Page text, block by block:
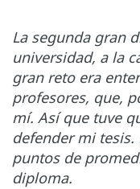
La segunda gran
universidad, a la
gran reto era
profesores, que,
mí. Así que tuve
defender mi tesis.
puntos de
diploma.